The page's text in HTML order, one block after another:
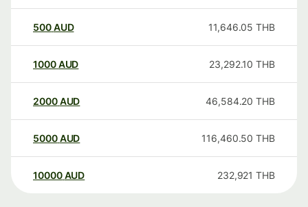
500AUD 11,646.05 THB
1000AUD 23,292.10 THB
2000AUD 46,584.20 THB
5000AUD 116,460.50 THB
10000 AUD 232,921 THB